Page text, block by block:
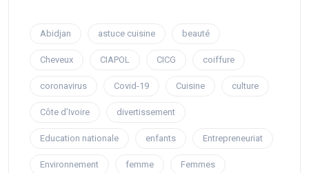
Abidjan astuce cuisine beauté
Cheveux CIAPOL CICG coiffure
coronavirus Covid-19 Cuisine culture
Côte d’Ivoire divertissement
Education nationale enfants Entrepreneuriat
Environnement femme Femmes